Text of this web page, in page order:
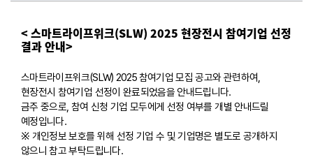
< 스마트라이프위크(SLW) 2025 현장전시 참여기업 선정
결과 안내>
스마트라이프위크(SLW) 2025 참여기업 모집 공고와 관련하여,
현장전시 참여기업 선정이 완료되었음을 안내드립니다.
금주 중으로, 참여 신청 기업 모두에게 선정 여부를 개별 안내드릴
예정입니다.
※ 개인정보 보호를 위해 선정 기업 수 및 기업명은 별도로 공개하지
않으니 참고 부탁드립니다.